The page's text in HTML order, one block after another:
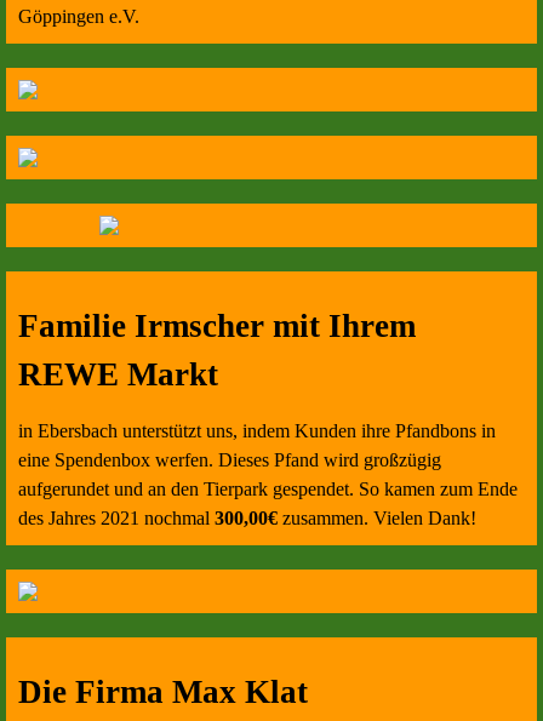
Göppingen e.V.
Familie Irmscher mit Ihrem
REWE Markt
in Ebersbach unterstützt uns, indem Kunden ihre Pfandbons in
eine Spendenbox werfen. Dieses Pfand wird großzügig
aufgerundet und an den Tierpark gespendet. So kamen zum Ende
des Jahres 2021 nochmal 300,00€ zusammen. Vielen Dank!
Die Firma Max Klat